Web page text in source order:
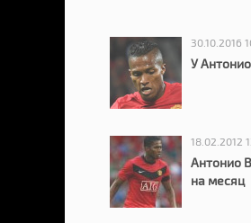
30.10.2016
У
18.02.2012
Антонио
на месяц